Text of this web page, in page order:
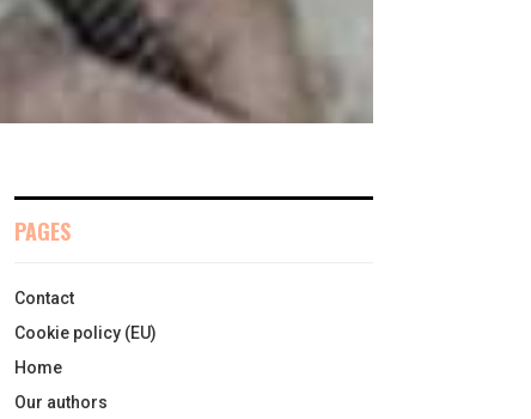
PAGES
Contact
Cookie policy (EU)
Home
Our authors